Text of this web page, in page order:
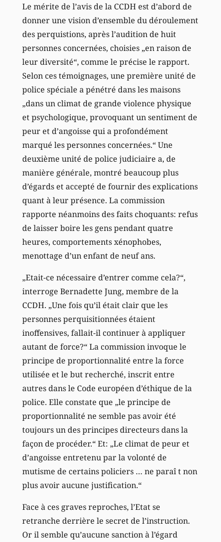
Le mérite de l’avis de la CCDH est d’abord de
donner une vision d’ensemble du déroulement
des perquistions, après l’audition de huit
personnes concernées, choisies „en raison de
leur diversité“, comme le précise le rapport.
Selon ces témoignages, une première unité de
police spéciale a pénétré dans les maisons
„dans un climat de grande violence physique
et psychologique, provoquant un sentiment de
peur et d’angoisse qui a profondément
marqué les personnes concernées.“ Une
deuxième unité de police judiciaire a, de
manière générale, montré beaucoup plus
d’égards et accepté de fournir des explications
quant à leur présence. La commission
rapporte néanmoins des faits choquants: refus
de laisser boire les gens pendant quatre
heures, comportements xénophobes,
menottage d’un enfant de neuf ans.
„Etait-ce nécessaire d’entrer comme cela?“,
interroge Bernadette Jung, membre de la
CCDH. „Une fois qu’il était clair que les
personnes perquisitionnées étaient
inoffensives, fallait-il continuer à appliquer
autant de force?“ La commission invoque le
principe de proportionnalité entre la force
utilisée et le but recherché, inscrit entre
autres dans le Code européen d’éthique de la
police. Elle constate que „le principe de
proportionnalité ne semble pas avoir été
toujours un des principes directeurs dans la
façon de procéder.“ Et: „Le climat de peur et
d’angoisse entretenu par la volonté de
mutisme de certains policiers … ne paraî t non
plus avoir aucune justification.“
Face à ces graves reproches, l’Etat se
retranche derrière le secret de l’instruction.
Or il semble qu’aucune sanction à l’égard